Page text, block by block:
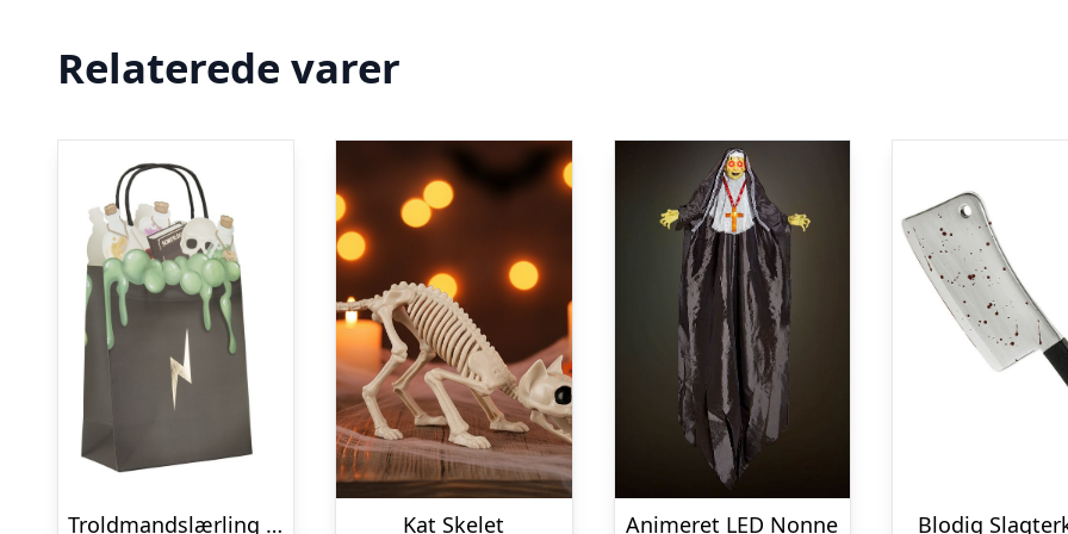
Relaterede varer
Troldmandslærling Festposer Kat Skelet Animeret LED Nonne Blodig